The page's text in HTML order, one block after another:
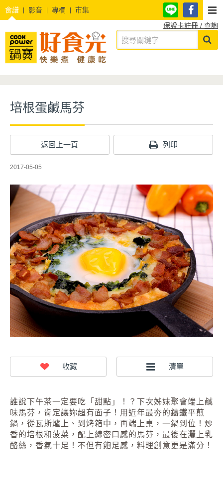
食譜 影音 專欄
市集
保證卡註冊 / 查詢
培根蛋鹹馬芬
返回上一頁 列印
2017-05-05
誰說下午茶一定要吃「甜點」！？下次姊妹聚會端上鹹
味馬芬，肯定讓妳超有面子！用近年最夯的鑄鐵平煎
鍋，從瓦斯爐上、到烤箱中，再端上桌，一鍋到位！炒
香的培根和菠菜，配上綿密口感的馬芬，最後在灑上乳
酪絲，香氣十足！不但有飽足感，料理創意更是滿分！